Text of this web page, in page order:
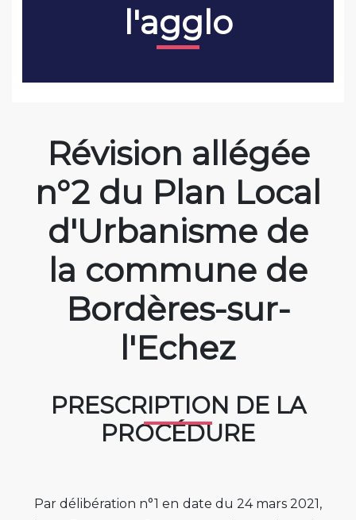
l'agglo
Révision allégée
n°2 du Plan Local
d'Urbanisme de
la commune de
Bordères-sur-
l'Echez
PRESCRIPTION DE LA
PROCÉDURE
Par délibération n°1 en date du 24 mars 2021,